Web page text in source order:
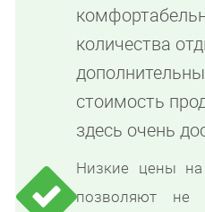
количества
стоимость
здесь очень
Низкие цены
позволяют не